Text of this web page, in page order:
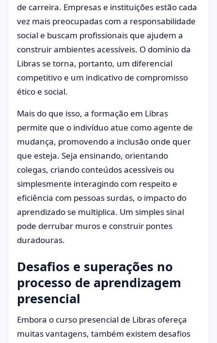
de carreira. Empresas e instituições estão cada
vez mais preocupadas com a responsabilidade
social e buscam profissionais que ajudem a
construir ambientes acessíveis. O domínio da
Libras se torna, portanto, um diferencial
competitivo e um indicativo de compromisso
ético e social.
Mais do que isso, a formação em Libras
permite que o indivíduo atue como agente de
mudança, promovendo a inclusão onde quer
que esteja. Seja ensinando, orientando
colegas, criando conteúdos acessíveis ou
simplesmente interagindo com respeito e
eficiência com pessoas surdas, o impacto do
aprendizado se multiplica. Um simples sinal
pode derrubar muros e construir pontes
duradouras.
Desafios e superações no
processo de aprendizagem
presencial
Embora o curso presencial de Libras ofereça
muitas vantagens, também existem desafios